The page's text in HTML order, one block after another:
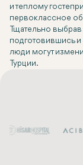
и теплому
первоклассное
Тщательно
подготовившись
люди могут
Турции.